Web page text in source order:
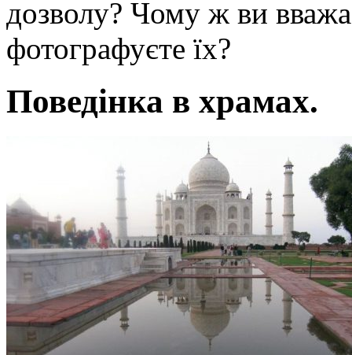
дозволу? Чому ж ви
фотографуєте їх?
Поведінка в храмах.